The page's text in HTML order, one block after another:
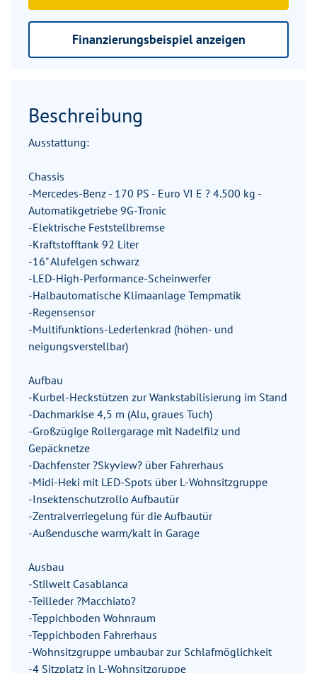
Finanzierungsbeispiel anzeigen
Beschreibung
Ausstattung:
Chassis
-Mercedes-Benz - 170 PS - Euro VI E ? 4.500 kg -
Automatikgetriebe 9G-Tronic
-Elektrische Feststellbremse
-Kraftstofftank 92 Liter
-16" Alufelgen schwarz
-LED-High-Performance-Scheinwerfer
-Halbautomatische Klimaanlage Tempmatik
-Regensensor
-Multifunktions-Lederlenkrad (höhen- und
neigungsverstellbar)
Aufbau
-Kurbel-Heckstützen zur Wankstabilisierung im Stand
-Dachmarkise 4,5 m (Alu, graues Tuch)
-Großzügige Rollergarage mit Nadelfilz und
Gepäcknetze
-Dachfenster ?Skyview? über Fahrerhaus
-Midi-Heki mit LED-Spots über L-Wohnsitzgruppe
-Insektenschutzrollo Aufbautür
-Zentralverriegelung für die Aufbautür
-Außendusche warm/kalt in Garage
Ausbau
-Stilwelt Casablanca
-Teilleder ?Macchiato?
-Teppichboden Wohnraum
-Teppichboden Fahrerhaus
-Wohnsitzgruppe umbaubar zur Schlafmöglichkeit
-4 Sitzplatz in L-Wohnsitzgruppe